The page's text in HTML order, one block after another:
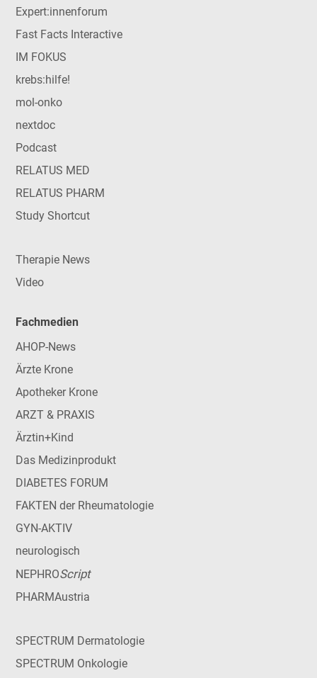
Expert:innenforum
Fast Facts Interactive
IM FOKUS
krebs:hilfe!
mol-onko
nextdoc
Podcast
RELATUS MED
RELATUS PHARM
Study Shortcut
Therapie News
Video
Fachmedien
AHOP-News
Ärzte Krone
Apotheker Krone
ARZT & PRAXIS
Ärztin+Kind
Das Medizinprodukt
DIABETES FORUM
FAKTEN der Rheumatologie
GYN-AKTIV
neurologisch
NEPHROScript
PHARMAustria
SPECTRUM Dermatologie
SPECTRUM Onkologie